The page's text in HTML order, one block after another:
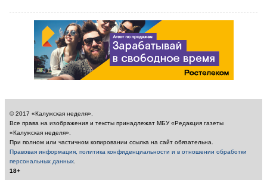
© 2017 «Калужская неделя».
Все права на изображения и тексты принадлежат МБУ «Редакция газеты
«Калужская неделя».
При полном или частичном копировании ссылка на сайт обязательна.
Правовая информация, политика конфиденциальности и в отношении обработки
персональных данных
18+